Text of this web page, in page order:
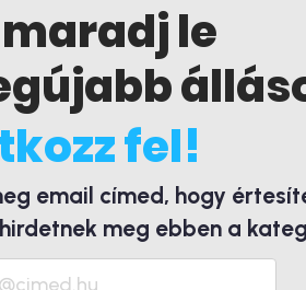
maradj le
fel!
email címed, hogy
meg ebben a